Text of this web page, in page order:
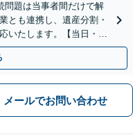
問題は当事者間だけで解
とも連携し、遺産分割・
いたします。【当日・土
メールでお問い合わせ